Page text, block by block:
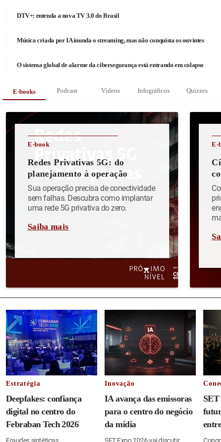
DTV+: entenda a nova TV 3.0 do Brasil
Música criada por IA inunda o streaming, mas não conquista os ouvintes
O sistema global de alarme da cibersegurança está entrando em colapso
E-books Podcast Vídeos Infográficos Quizzes
E-book
Redes Privativas 5G: do
planejamento à operação
Sua operação precisa de conectividade
sem falhas. Descubra como implantar
uma rede 5G privativa do zero.
Saiba mais
E-
Estratégia
Deepfakes: confiança
digital no centro do
Febraban Tech 2026
Fraudes sintéticas
Inovação
IA avança das emissoras
para o centro do negócio
da mídia
SET Expo 2026 vai discutir
SET